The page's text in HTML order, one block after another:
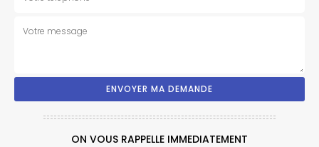
ON VOUS RAPPELLE IMMEDIATEMENT